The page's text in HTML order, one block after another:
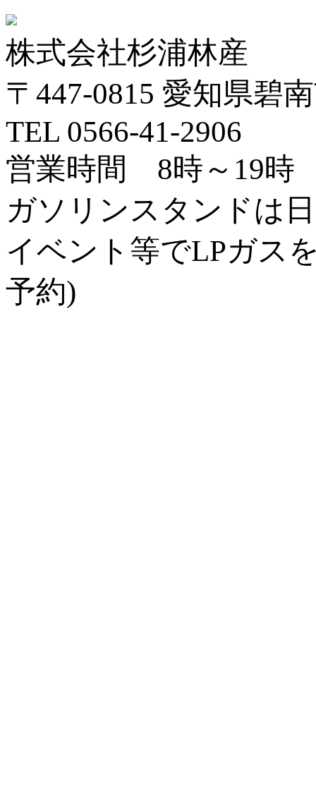
株式会社杉浦林産
〒447-0815 愛知県碧
TEL 0566-41-2906
営業時間 8時～19時
ガソリンスタンドは
イベント等でLPガス
予約)